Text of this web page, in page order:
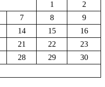
1
2
7 8
9
14 15
16
21 22
23
28 29
30